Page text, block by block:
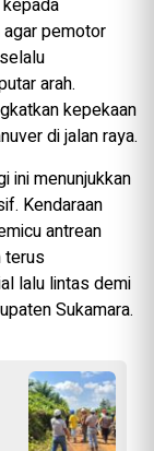
pemotor
arah.
kepekaan
di jalan raya.
ini menunjukkan
Kendaraan
antrean
terus
lalu lintas demi
Sukamara.